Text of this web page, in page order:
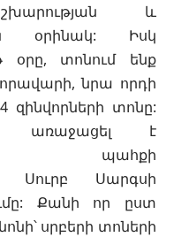
և
օրինակ: Իսկ
օրը, տոնում ենք
, նրա որդի
զինվորների տոնը:
առաջացել է
պահքի
Սուրբ Սարգսի
Քանի որ ըստ
սրբերի տոների